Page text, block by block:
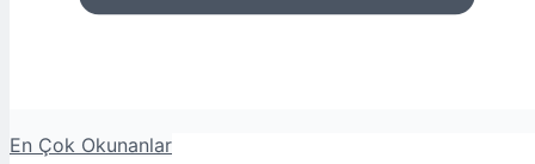
En Çok Okunanlar